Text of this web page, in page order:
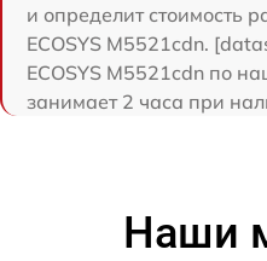
и определит стоимость
ECOSYS M5521cdn.
ECOSYS M5521cdn по
занимает 2 часа при
Наши